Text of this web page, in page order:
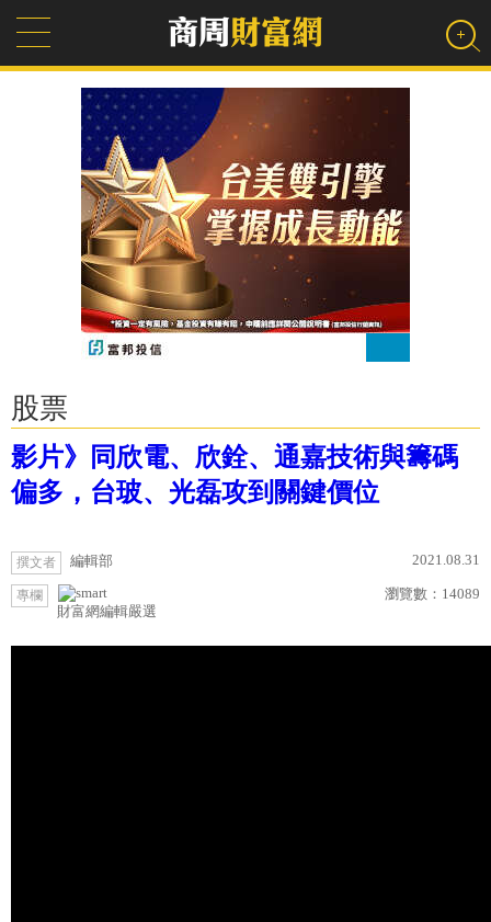
股票
影片》同欣電、欣銓、通嘉技術與籌碼
偏多，台玻、光磊攻到關鍵價位
撰文者 編輯部 2021.08.31
專欄
財富網編輯嚴選
瀏覽數： 14089